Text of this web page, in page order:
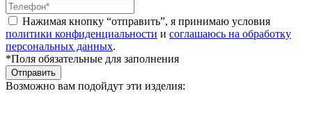
Нажимая кнопку “отправить”, я принимаю условия
политики конфиденциальности и соглашаюсь на обработку
персональных данных.
*Поля обязательные для заполнения
Отправить
Возможно вам подойдут эти изделия: